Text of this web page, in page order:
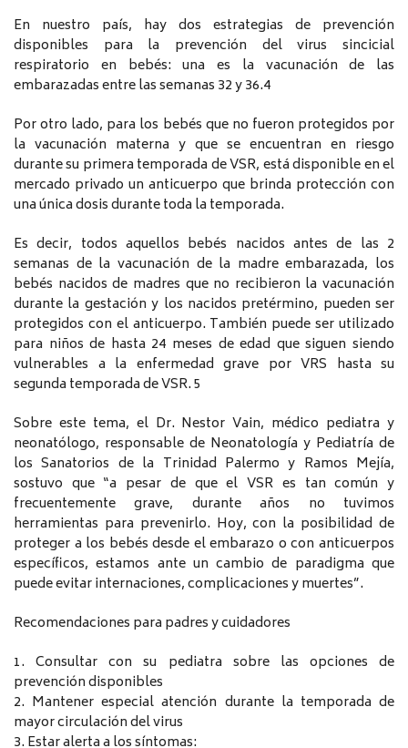
En nuestro país, hay dos estrategias de prevención
disponibles para la prevención del virus sincicial
respiratorio en bebés: una es la vacunación de las
embarazadas entre las semanas 32 y 36.4
Por otro lado, para los bebés que no fueron protegidos por
la vacunación materna y que se encuentran en riesgo
durante su primera temporada de VSR, está disponible en el
mercado privado un anticuerpo que brinda protección con
una única dosis durante toda la temporada.
Es decir, todos aquellos bebés nacidos antes de las 2
semanas de la vacunación de la madre embarazada, los
bebés nacidos de madres que no recibieron la vacunación
durante la gestación y los nacidos pretérmino, pueden ser
protegidos con el anticuerpo. También puede ser utilizado
para niños de hasta 24 meses de edad que siguen siendo
vulnerables a la enfermedad grave por VRS hasta su
segunda temporada de VSR. 5
Sobre este tema, el Dr. Nestor Vain, médico pediatra y
neonatólogo, responsable de Neonatología y Pediatría de
los Sanatorios de la Trinidad Palermo y Ramos Mejía,
sostuvo que “a pesar de que el VSR es tan común y
frecuentemente grave, durante años no tuvimos
herramientas para prevenirlo. Hoy, con la posibilidad de
proteger a los bebés desde el embarazo o con anticuerpos
específicos, estamos ante un cambio de paradigma que
puede evitar internaciones, complicaciones y muertes”.
Recomendaciones para padres y cuidadores
1. Consultar con su pediatra sobre las opciones de
prevención disponibles
2. Mantener especial atención durante la temporada de
mayor circulación del virus
3. Estar alerta a los síntomas: